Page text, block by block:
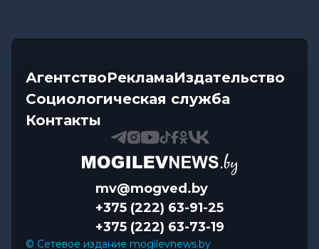
АгентствоРекламаИздательство
Социологическая служба
Контакты
mv@mogved.by
+375 (222) 63-91-25
+375 (222) 63-73-19
© Сетевое издание mogilevnews.by